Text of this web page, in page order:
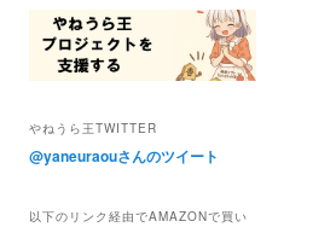
やねうら王TWITTER
@yaneuraouさんのツイート
以下のリンク経由でAMAZONで買い